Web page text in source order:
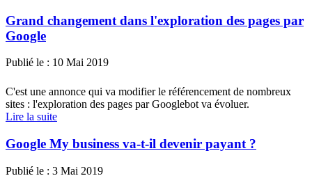
Grand changement dans l'exploration des pages par
Google
Publié le : 10 Mai 2019
C'est une annonce qui va modifier le référencement de nombreux
sites : l'exploration des pages par Googlebot va évoluer.
Lire la suite
Google My business va-t-il devenir payant ?
Publié le : 3 Mai 2019